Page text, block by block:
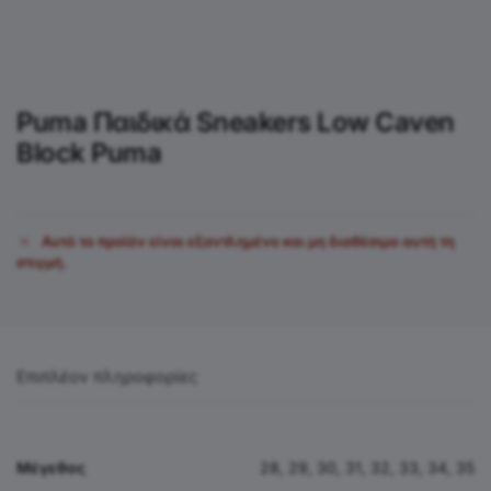
Puma Παιδικά Sneakers Low Caven
Block Puma
Αυτό το προϊόν είναι εξαντλημένο και μη διαθέσιμο αυτή τη
στιγμή.
Επιπλέον πληροφορίες
Μέγεθος 28, 29, 30, 31, 32, 33, 34, 35